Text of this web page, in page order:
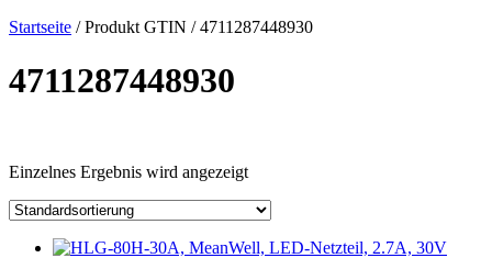
Startseite / Produkt GTIN / 4711287448930
4711287448930
Kategorie
Hersteller
Lieferzeiten
Auf Lager
Einzelnes Ergebnis wird angezeigt